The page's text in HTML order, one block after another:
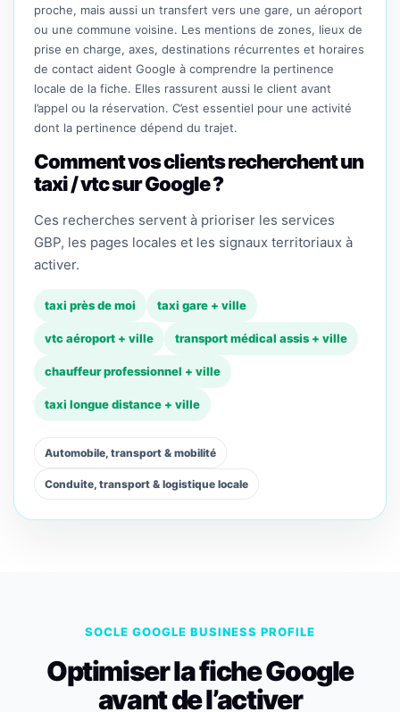
proche, mais aussi un transfert vers une gare, un aéroport
ou une commune voisine. Les mentions de zones, lieux de
prise en charge, axes, destinations récurrentes et horaires
de contact aident Google à comprendre la pertinence
locale de la fiche. Elles rassurent aussi le client avant
l’appel ou la réservation. C’est essentiel pour une activité
dont la pertinence dépend du trajet.
Comment vos clients recherchent un
taxi / vtc sur Google ?
Ces recherches servent à prioriser les services
GBP, les pages locales et les signaux territoriaux à
activer.
taxi près de moi taxi gare + ville
vtc aéroport + ville transport médical assis + ville
chauffeur professionnel + ville
taxi longue distance + ville
Automobile, transport & mobilité
Conduite, transport & logistique locale
SOCLE GOOGLE BUSINESS PROFILE
Optimiser la fiche Google
avant de l’activer